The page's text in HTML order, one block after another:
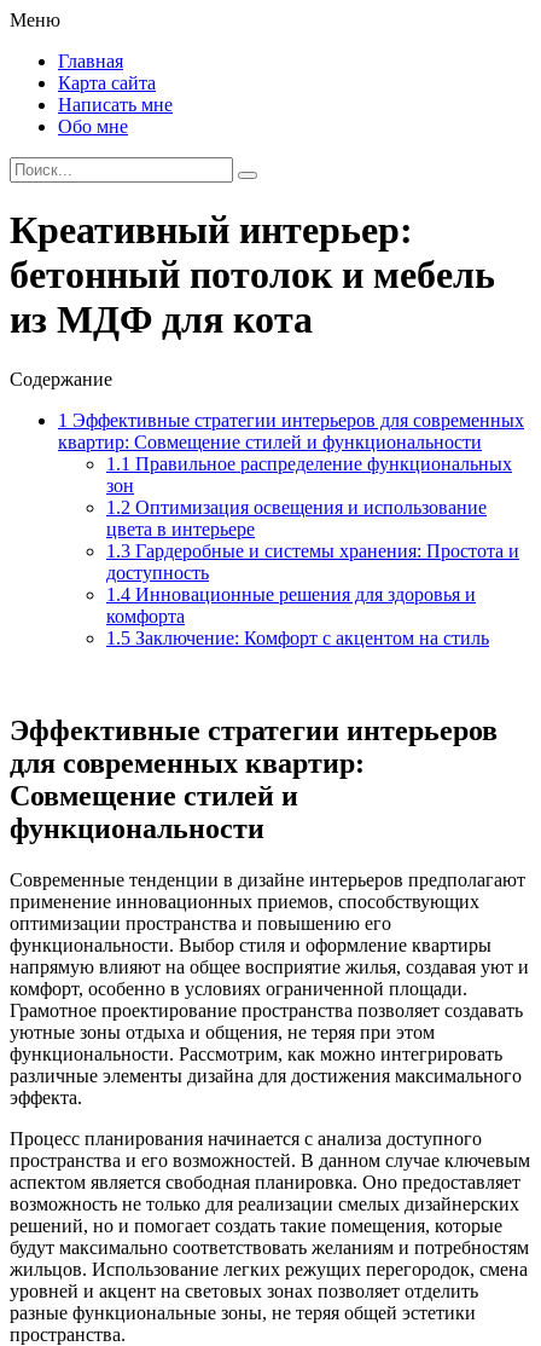
Меню
Главная
Карта сайта
Написать мне
Обо мне
Креативный интерьер:
бетонный потолок и мебель
из МДФ для кота
Содержание
1 Эффективные стратегии интерьеров для современных
квартир: Совмещение стилей и функциональности
1.1 Правильное распределение функциональных
зон
1.2 Оптимизация освещения и использование
цвета в интерьере
1.3 Гардеробные и системы хранения: Простота и
доступность
1.4 Инновационные решения для здоровья и
комфорта
1.5 Заключение: Комфорт с акцентом на стиль
Эффективные стратегии интерьеров
для современных квартир:
Совмещение стилей и
функциональности
Современные тенденции в дизайне интерьеров предполагают
применение инновационных приемов, способствующих
оптимизации пространства и повышению его
функциональности. Выбор стиля и оформление квартиры
напрямую влияют на общее восприятие жилья, создавая уют и
комфорт, особенно в условиях ограниченной площади.
Грамотное проектирование пространства позволяет создавать
уютные зоны отдыха и общения, не теряя при этом
функциональности. Рассмотрим, как можно интегрировать
различные элементы дизайна для достижения максимального
эффекта.
Процесс планирования начинается с анализа доступного
пространства и его возможностей. В данном случае ключевым
аспектом является свободная планировка. Оно предоставляет
возможность не только для реализации смелых дизайнерских
решений, но и помогает создать такие помещения, которые
будут максимально соответствовать желаниям и потребностям
жильцов. Использование легких режущих перегородок, смена
уровней и акцент на световых зонах позволяет отделить
разные функциональные зоны, не теряя общей эстетики
пространства.